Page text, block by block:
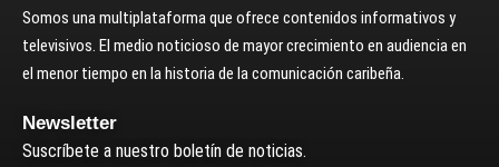
Somos una multiplataforma que ofrece contenidos informativos y
televisivos. El medio noticioso de mayor crecimiento en audiencia en
el menor tiempo en la historia de la comunicación caribeña.
Newsletter
Suscríbete a nuestro boletín de noticias.